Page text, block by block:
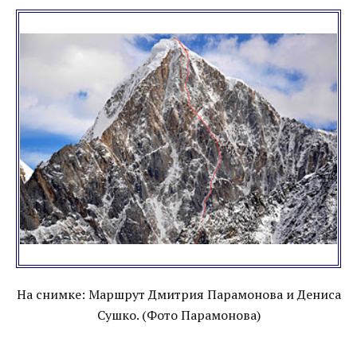
На снимке: Маршрут Дмитрия Парамонова и Дениса
Сушко. (Фото Парамонова)